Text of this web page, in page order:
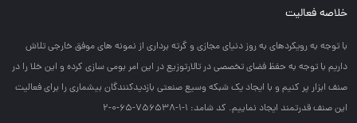
خلاصه فعالیت
با توجه به رويكردهاي به روز دنياي مجازي و گرته برداري از نمونه هاي موفق خارجي تلاش
داريم با توجه به حفظ فضاي تخصصي در تالارتوزيع در اين امر بومي سازي كرده و اين خلا را در
صنف ابزار پر كنيم و با ايجاد يك شبكه وسيع صنعتي بازديدكنندگان بيشماري را براي فعاليت
اين صنف قدرتمند ايجاد نماييم. کد شامد: 1-1-756538-65-0-2